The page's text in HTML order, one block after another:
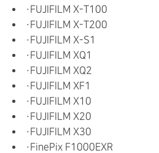
・FUJIFILM X-T100
・FUJIFILM X-T200
・FUJIFILM X-S1
・FUJIFILM XQ1
・FUJIFILM XQ2
・FUJIFILM XF1
・FUJIFILM X10
・FUJIFILM X20
・FUJIFILM X30
・FinePix F1000EXR